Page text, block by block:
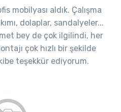
mobilyası aldık. Çalışma
dolaplar, sandalyeler...
bey de çok ilgilindi, her
çok hızlı bir şekilde
teşekkür ediyorum.